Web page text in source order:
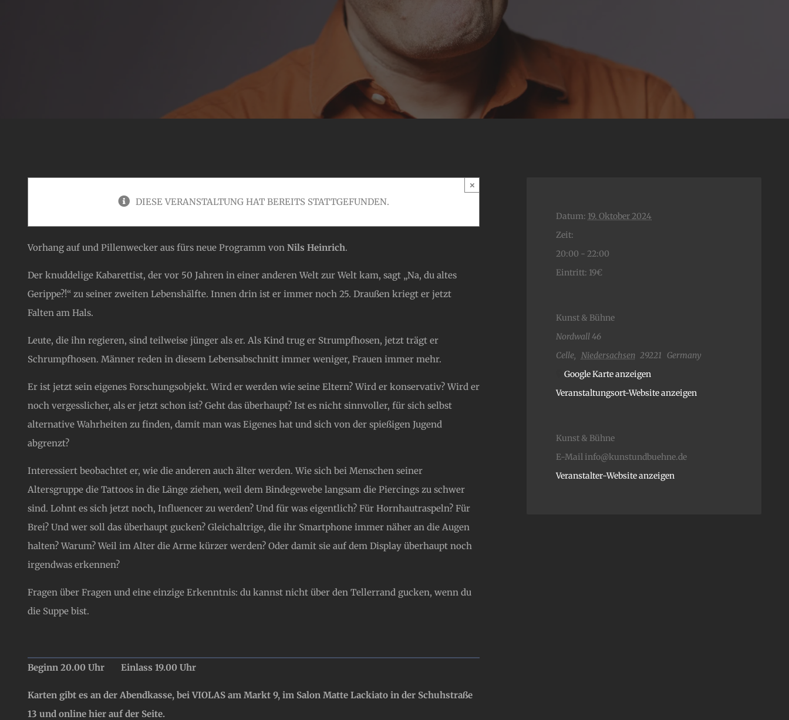
DIESE VERANSTALTUNG HAT BEREITS STATTGEFUNDEN.
×
Vorhang auf und Pillenwecker aus fürs neue Programm von Nils Heinrich.
Der knuddelige Kabarettist, der vor 50 Jahren in einer anderen Welt zur Welt kam, sagt „Na, du altes
Gerippe?!“ zu seiner zweiten Lebenshälfte. Innen drin ist er immer noch 25. Draußen kriegt er jetzt
Falten am Hals.
Leute, die ihn regieren, sind teilweise jünger als er. Als Kind trug er Strumpfhosen, jetzt trägt er
Schrumpfhosen. Männer reden in diesem Lebensabschnitt immer weniger, Frauen immer mehr.
Er ist jetzt sein eigenes Forschungsobjekt. Wird er werden wie seine Eltern? Wird er konservativ? Wird er
noch vergesslicher, als er jetzt schon ist? Geht das überhaupt? Ist es nicht sinnvoller, für sich selbst
alternative Wahrheiten zu finden, damit man was Eigenes hat und sich von der spießigen Jugend
abgrenzt?
Interessiert beobachtet er, wie die anderen auch älter werden. Wie sich bei Menschen seiner
Altersgruppe die Tattoos in die Länge ziehen, weil dem Bindegewebe langsam die Piercings zu schwer
sind. Lohnt es sich jetzt noch, Influencer zu werden? Und für was eigentlich? Für Hornhautraspeln? Für
Brei? Und wer soll das überhaupt gucken? Gleichaltrige, die ihr Smartphone immer näher an die Augen
halten? Warum? Weil im Alter die Arme kürzer werden? Oder damit sie auf dem Display überhaupt noch
irgendwas erkennen?
Fragen über Fragen und eine einzige Erkenntnis: du kannst nicht über den Tellerrand gucken, wenn du
die Suppe bist.
Beginn 20.00 Uhr Einlass 19.00 Uhr
Karten gibt es an der Abendkasse, bei VIOLAS am Markt 9, im Salon Matte Lackiato in der Schuhstraße
13 und online hier auf der Seite.
Datum: 19. Oktober 2024
Zeit:
20:00 - 22:00
Eintritt: 19€
Kunst & Bühne
Nordwall 46
Celle, Niedersachsen 29221
Germany
Google Karte anzeigen
Veranstaltungsort-Website anzeigen
Kunst & Bühne
E-Mail info@kunstundbuehne.de
Veranstalter-Website anzeigen